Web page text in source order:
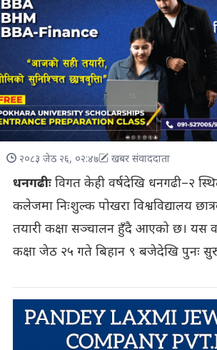
२०८३ जेठ २६, ०२:४७ खबर संवाददाता
धनगढीःविगत केही वर्षदेखि धनगढी–२
कलेजमा निःशुल्क पोखरा विश्वविद्यालय
तयारी कक्षा सञ्चालन हुँदै आएको छ। यस
कक्षा जेठ २५ गते बिहान ९ बजेदेखि पुनः